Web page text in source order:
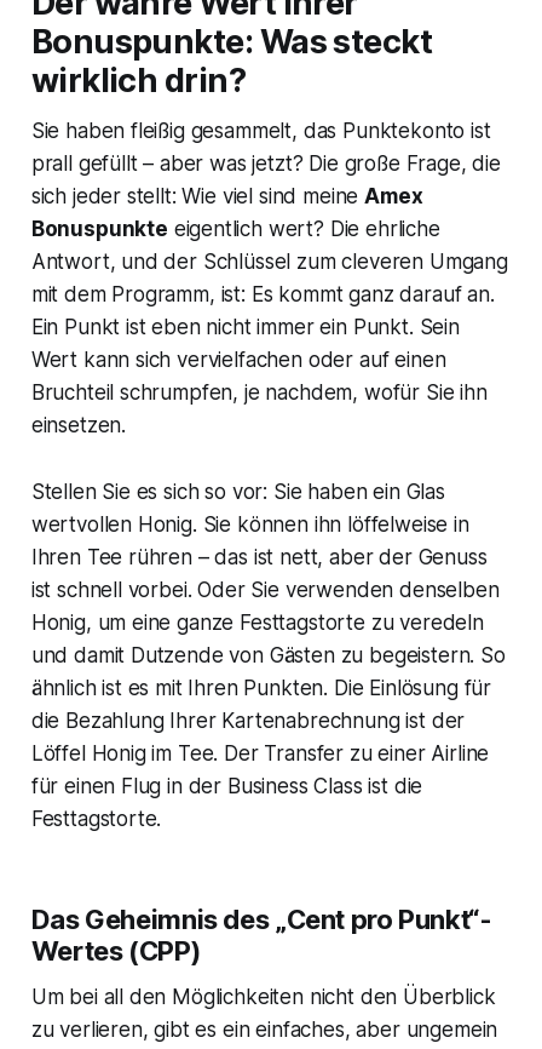
Bonuspunkte: Was steckt
wirklich drin?
Sie haben fleißig gesammelt, das Punktekonto ist
prall gefüllt – aber was jetzt? Die große Frage, die
sich jeder stellt: Wie viel sind meineAmex
Bonuspunkte eigentlich wert? Die ehrliche
Antwort, und der Schlüssel zum cleveren Umgang
mit dem Programm, ist: Es kommt ganz darauf an.
Ein Punkt ist eben nicht immer ein Punkt. Sein
Wert kann sich vervielfachen oder auf einen
Bruchteil schrumpfen, je nachdem, wofür Sie ihn
einsetzen.
Stellen Sie es sich so vor: Sie haben ein Glas
wertvollen Honig. Sie können ihn löffelweise in
Ihren Tee rühren – das ist nett, aber der Genuss
ist schnell vorbei. Oder Sie verwenden denselben
Honig, um eine ganze Festtagstorte zu veredeln
und damit Dutzende von Gästen zu begeistern. So
ähnlich ist es mit Ihren Punkten. Die Einlösung für
die Bezahlung Ihrer Kartenabrechnung ist der
Löffel Honig im Tee. Der Transfer zu einer Airline
für einen Flug in der Business Class ist die
Festtagstorte.
Das Geheimnis des „Cent pro Punkt“-
Wertes (CPP)
Um bei all den Möglichkeiten nicht den Überblick
zu verlieren, gibt es ein einfaches, aber ungemein